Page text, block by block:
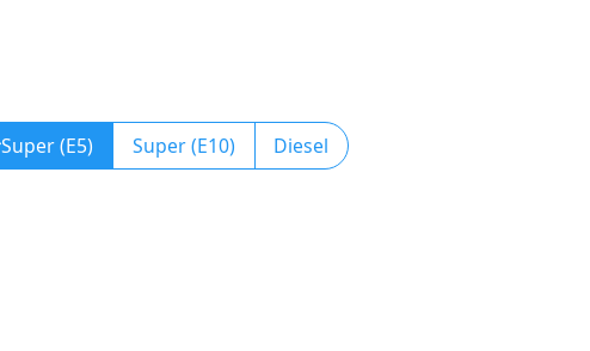
Super (E5) Super (E10) Diesel